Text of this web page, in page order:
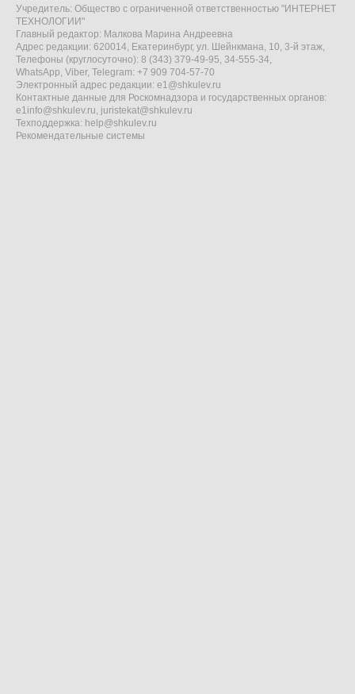
Учредитель: Общество с ограниченной ответственностью "ИНТЕРНЕТ
ТЕХНОЛОГИИ"
Главный редактор: Малкова Марина Андреевна
Адрес редакции: 620014, Екатеринбург, ул. Шейнкмана, 10, 3-й этаж,
Телефоны (круглосуточно): 8 (343) 379-49-95, 34-555-34,
WhatsApp, Viber, Telegram: +7 909 704-57-70
Электронный адрес редакции: e1@shkulev.ru
Контактные данные для Роскомнадзора и государственных органов:
e1info@shkulev.ru, juristekat@shkulev.ru
Техподдержка: help@shkulev.ru
Рекомендательные системы